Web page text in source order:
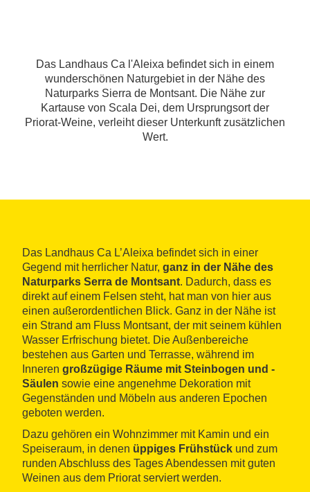
Das Landhaus Ca l'Aleixa befindet sich in einem
wunderschönen Naturgebiet in der Nähe des
Naturparks Sierra de Montsant. Die Nähe zur
Kartause von Scala Dei, dem Ursprungsort der
Priorat-Weine, verleiht dieser Unterkunft zusätzlichen
Wert.
Das Landhaus Ca L’Aleixa befindet sich in einer
Gegend mit herrlicher Natur, ganz in der Nähe des
Naturparks Serra de Montsant. Dadurch, dass es
direkt auf einem Felsen steht, hat man von hier aus
einen außerordentlichen Blick. Ganz in der Nähe ist
ein Strand am Fluss Montsant, der mit seinem kühlen
Wasser Erfrischung bietet. Die Außenbereiche
bestehen aus Garten und Terrasse, während im
Inneren großzügige Räume mit Steinbogen und -
Säulen sowie eine angenehme Dekoration mit
Gegenständen und Möbeln aus anderen Epochen
geboten werden.
Dazu gehören ein Wohnzimmer mit Kamin und ein
Speiseraum, in denen üppiges Frühstück und zum
runden Abschluss des Tages Abendessen mit guten
Weinen aus dem Priorat serviert werden.